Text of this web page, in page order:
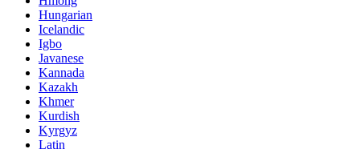
Hungarian
Icelandic
Igbo
Javanese
Kannada
Kazakh
Khmer
Kurdish
Kyrgyz
Latin